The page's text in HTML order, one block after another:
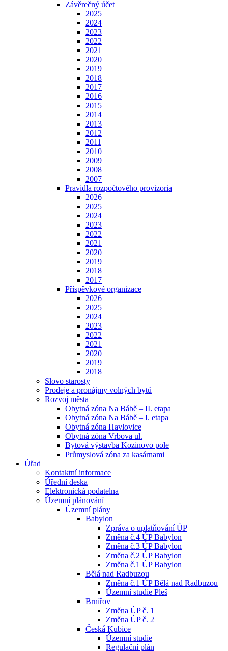
Závěrečný účet
2025
2024
2023
2022
2021
2020
2019
2018
2017
2016
2015
2014
2013
2012
2011
2010
2009
2008
2007
Pravidla rozpočtového provizoria
2026
2025
2024
2023
2022
2021
2020
2019
2018
2017
Příspěvkové organizace
2026
2025
2024
2023
2022
2021
2020
2019
2018
Slovo starosty
Prodeje a pronájmy volných bytů
Rozvoj města
Obytná zóna Na Bábě – II. etapa
Obytná zóna Na Bábě – I. etapa
Obytná zóna Havlovice
Obytná zóna Vrbova ul.
Bytová výstavba Kozinovo pole
Průmyslová zóna za kasárnami
Úřad
Kontaktní informace
Úřední deska
Elektronická podatelna
Územní plánování
Územní plány
Babylon
Zpráva o uplatňování ÚP
Změna č.4 ÚP Babylon
Změna č.3 ÚP Babylon
Změna č.2 ÚP Babylon
Změna č.1 ÚP Babylon
Bělá nad Radbuzou
Změna č.1 ÚP Bělá nad Radbuzou
Územní studie Pleš
Brnířov
Změna ÚP č. 1
Změna ÚP č. 2
Česká Kubice
Územní studie
Regulační plán